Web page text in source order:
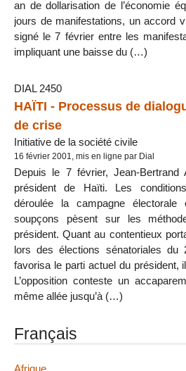
an de dollarisation de l’économie
jours de manifestations, un accord
signé le 7 février entre les
impliquant une baisse du (…)
DIAL 2450
HAÏTI - Processus de
de crise
Initiative de la société civile
16 février 2001, mis en ligne par Dial
Depuis le 7 février, Jean-Bertrand
président de Haïti. Les
déroulée la campagne
soupçons pèsent sur les
président. Quant au contentieux
lors des élections sénatoriales
favorisa le parti actuel du président,
L’opposition conteste un
même allée jusqu’à (…)
Français
Afrique